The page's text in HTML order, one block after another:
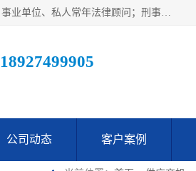
广东鹏合律师事务所主要业务范围：法律顾问、刑事案件、劳动争议；主要业务有：机关、事业单位、私人常年法律顾问；刑事案件辩护、案件代理、犯罪辩护、取保候审等法律事务；以及劳动合同、工伤、工资、辞退、开除等劳动法律事务；多年来，欧辉律师团队一直秉承“以信为本，以法为业”的执业理念，用自己的专业所长为当事人提供优质法律服务，深得当事人的一致好评及信赖。
18927499905
公司动态 客户案例